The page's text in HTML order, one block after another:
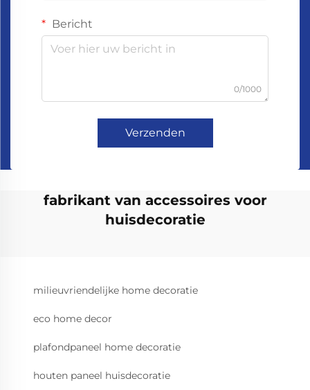
Bericht
0/1000
Verzenden
fabrikant van accessoires voor
huisdecoratie
milieuvriendelijke home decoratie
eco home decor
plafondpaneel home decoratie
houten paneel huisdecoratie